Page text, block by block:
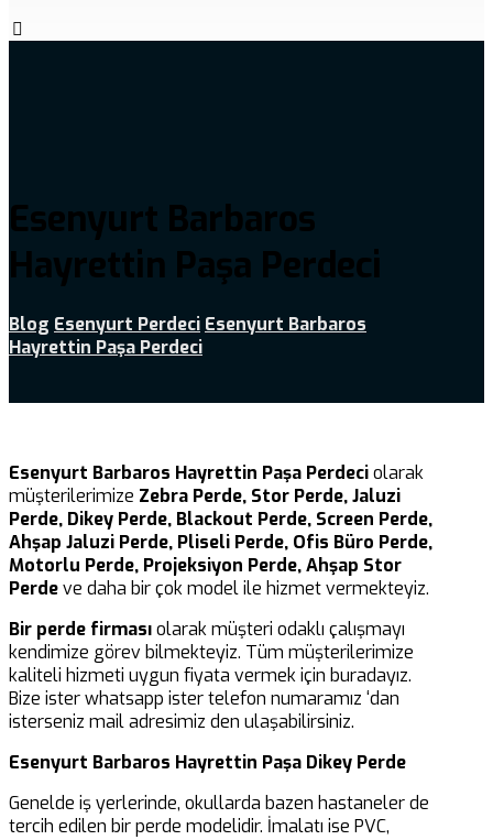
Esenyurt Barbaros
Hayrettin Paşa Perdeci
Blog Esenyurt Perdeci Esenyurt Barbaros
Hayrettin Paşa Perdeci
Esenyurt Barbaros Hayrettin Paşa Perdeciolarak
müşterilerimize Zebra Perde, Stor Perde, Jaluzi
Perde, Dikey Perde, Blackout Perde, Screen Perde,
Ahşap Jaluzi Perde, Pliseli Perde, Ofis Büro Perde,
Motorlu Perde, Projeksiyon Perde, Ahşap Stor
Perdeve daha bir çok model ile hizmet vermekteyiz.
Bir perde firmasıolarak müşteri odaklı çalışmayı
kendimize görev bilmekteyiz. Tüm müşterilerimize
kaliteli hizmeti uygun fiyata vermek için buradayız.
Bize ister whatsapp ister telefon numaramız ‘dan
isterseniz mail adresimiz den ulaşabilirsiniz.
Esenyurt Barbaros Hayrettin Paşa Dikey Perde
Genelde iş yerlerinde, okullarda bazen hastaneler de
tercih edilen bir perde modelidir. İmalatı ise PVC,